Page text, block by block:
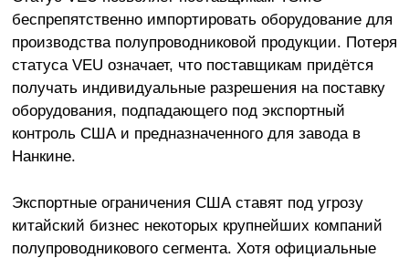
беспрепятственно импортировать оборудование для
производства полупроводниковой продукции. Потеря
статуса VEU означает, что поставщикам придётся
получать индивидуальные разрешения на поставку
оборудования, подпадающего под экспортный
контроль США и предназначенного для завода в
Нанкине.
Экспортные ограничения США ставят под угрозу
китайский бизнес некоторых крупнейших компаний
полупроводникового сегмента. Хотя официальные